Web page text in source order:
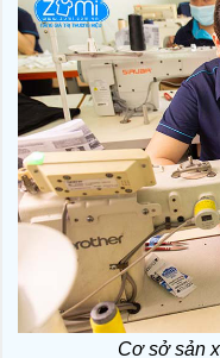
Cơ sở sản